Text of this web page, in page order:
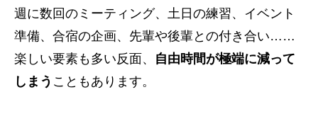
週に数回のミーティング、土日の練習、イベント
準備、合宿の企画、先輩や後輩との付き合い……
楽しい要素も多い反面、 自由時間が極端に減って
しまう こともあります。